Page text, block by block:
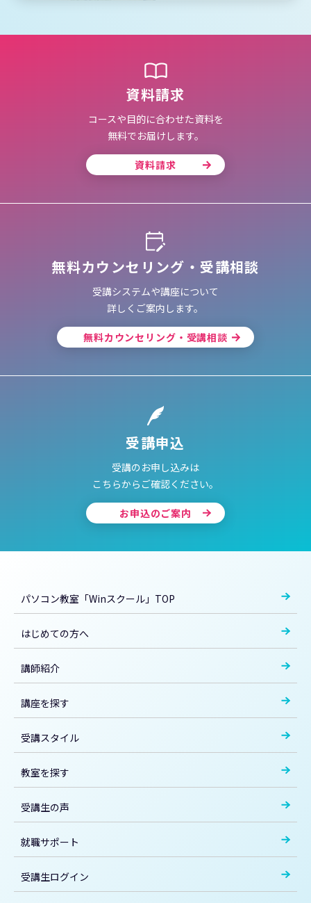
資料請求
コースや目的に合わせた資料を
無料でお届けします。
資料請求
無料カウンセリング・受講相談
受講システムや講座について
詳しくご案内します。
無料カウンセリング・受講相談
受講申込
受講のお申し込みは
こちらからご確認ください。
お申込のご案内
パソコン教室「Winスクール」TOP
はじめての方へ
講師紹介
講座を探す
受講スタイル
教室を探す
受講生の声
就職サポート
受講生ログイン